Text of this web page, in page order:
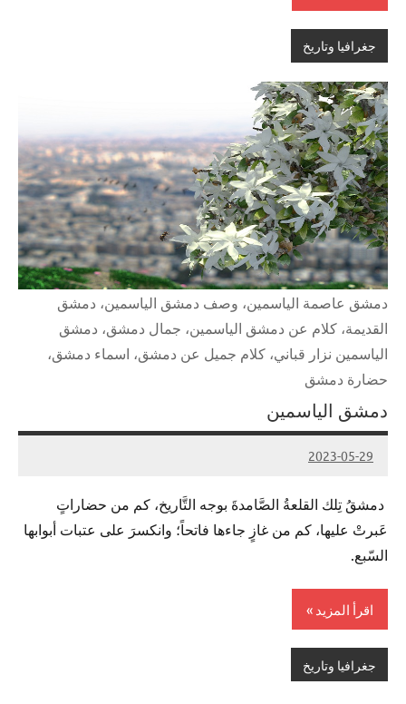
جغرافيا وتاريخ
دمشق عاصمة الياسمين، وصف دمشق الياسمين، دمشق
القديمة، كلام عن دمشق الياسمين، جمال دمشق، دمشق
الياسمين نزار قباني، كلام جميل عن دمشق، اسماء دمشق،
حضارة دمشق
دمشق الياسمين
2023-05-29
Admin
دمشقُ تِلك القلعةُ الصَّامدةَ بوجه التَّاريخ، كم من حضاراتٍ
عَبرتْ عليها، كم من غازٍ جاءها فاتحاً؛ وانكسرَ على عتبات أبوابها
السّبع.
اقرأ المزيد
جغرافيا وتاريخ